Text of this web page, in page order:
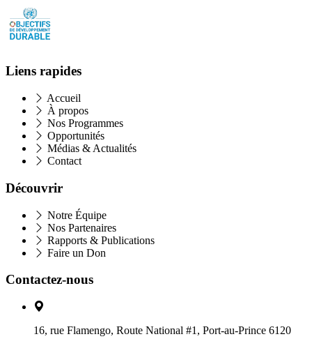
Liens rapides
Accueil
À propos
Nos Programmes
Opportunités
Médias & Actualités
Contact
Découvrir
Notre Équipe
Nos Partenaires
Rapports & Publications
Faire un Don
Contactez-nous
16, rue Flamengo, Route National #1, Port-au-Prince 6120